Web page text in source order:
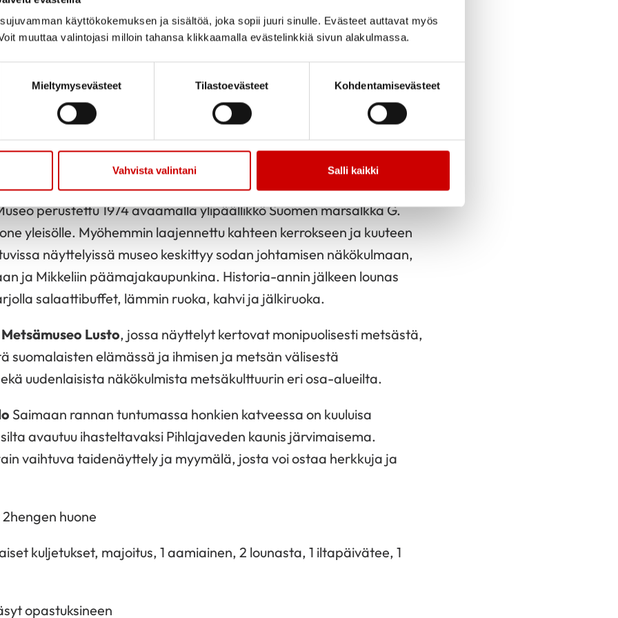
käyttökokemuksen ja sisältöä, joka sopii juuri sinulle. Evästeet auttavat myös
muuttaa valintojasi milloin tahansa klikkaamalla evästelinkkiä sivun alakulmassa.
Mieltymysevästeet Tilastoevästeet Kohdentamisevästeet
Vahvista valintani Salli kaikki
monipuolisiin tee-elämyksiin. Samassa rakennuksessa
löydät laadukkaan teevalikoiman, teetarvikkeita ja herkkutuotteita,
Mikkelin Sokos Hotel Vaakuna, ilta vapaata, mutta myös
”Mitä kuuluu Marja-Leena” näytökseen klo 18.00, kävelymatkan
maksu)
Sodan ja Rauhan keskus Muisti ja Päämaja museo, joka kertoo
perustettu 1974 avaamalla ylipäällikkö Suomen marsalkka G.
yleisölle. Myöhemmin laajennettu kahteen kerrokseen ja kuuteen
näyttelyissä museo keskittyy sodan johtamisen näkökulmaan,
ja Mikkeliin päämajakaupunkina. Historia-annin jälkeen lounas
salaattibuffet, lämmin ruoka, kahvi ja jälkiruoka.
Lusto, jossa näyttelyt kertovat monipuolisesti metsästä,
suomalaisten elämässä ja ihmisen ja metsän välisestä
uudenlaisista näkökulmista metsäkulttuurin eri osa-alueilta.
Saimaan rannan tuntumassa honkien katveessa on kuuluisa
avautuu ihasteltavaksi Pihlajaveden kaunis järvimaisema.
vaihtuva taidenäyttely ja myymälä, josta voi ostaa herkkuja ja
huone
kuljetukset, majoitus, 1 aamiainen, 2 lounasta, 1 iltapäivätee, 1
opastuksineen